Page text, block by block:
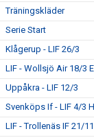
Träningskläder
Serie Start
Klågerup - LIF 26/3
LIF - Wollsjö Air 18/3
Uppåkra - LIF 12/3
Svenköps If - LIF 4/3
LIF - Trollenäs IF 21/